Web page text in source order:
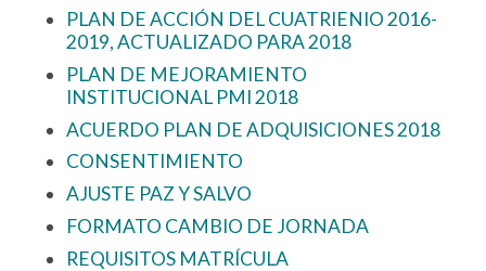
PLAN DE ACCIÓN DEL CUATRIENIO 2016-
2019, ACTUALIZADO PARA 2018
PLAN DE MEJORAMIENTO
INSTITUCIONAL PMI 2018
ACUERDO PLAN DE ADQUISICIONES 2018
CONSENTIMIENTO
AJUSTE PAZ Y SALVO
FORMATO CAMBIO DE JORNADA
REQUISITOS MATRÍCULA